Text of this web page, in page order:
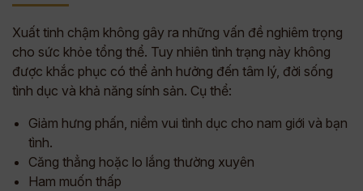
Xuất tinh chậm không gây ra những vấn đề nghiêm trọng
cho sức khỏe tổng thể. Tuy nhiên tình trạng này không
được khắc phục có thể ảnh hưởng đến tâm lý, đời sống
tình dục và khả năng sính sản. Cụ thể:
Giảm hưng phấn, niềm vui tình dục cho nam giới và bạn
tình.
Căng thẳng hoặc lo lắng thường xuyên
Ham muốn thấp